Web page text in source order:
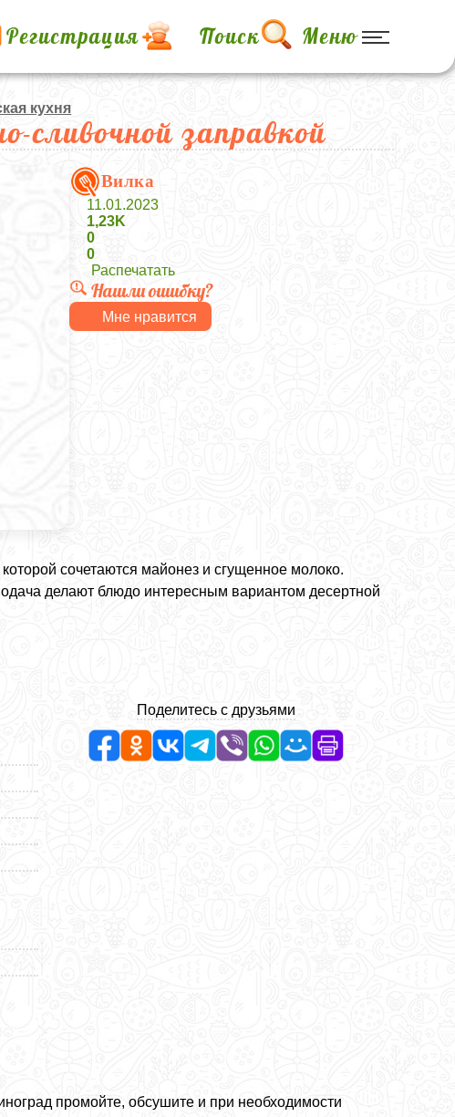
Регистрация Поиск Меню
кухня
сливочной заправкой
Вилка
11.01.2023
1,23K
0
0
Распечатать
Нашли ошибку?
Мне нравится
сочетаются майонез и сгущенное молоко.
делают блюдо интересным вариантом десертной
Поделитесь с друзьями
промойте, обсушите и при необходимости